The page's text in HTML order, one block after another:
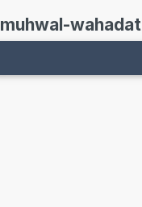
muhwal-wahadat